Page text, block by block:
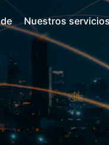
Nuestros